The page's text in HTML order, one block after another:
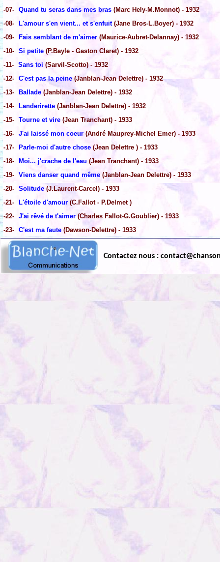
-07- Quand tu seras dans mes bras (Marc Hely-M.Monnot) - 1932
-08-
L'amour s'en vient... et s'enfuit(Jane Bros-L.Boyer) - 1932
-09-
Fais semblant de m'aimer (Maurice-Aubret-Delannay) - 1932
-10- Si petite (P.Bayle - Gaston Claret) - 1932
-11- Sans toi (Sarvil-Scotto) - 1932
-12- C'est pas la peine(Janblan-Jean Delettre) - 1932
-13-
Ballade (Janblan-Jean Delettre) - 1932
-14-
Landerirette (Janblan-Jean Delettre) - 1932
-15- Tourne et vire (Jean Tranchant) - 1933
-16- J'ai laissé mon coeur (André Mauprey-Michel Emer) - 1933
-17-
Parle-moi d'autre chose (Jean Delettre ) - 1933
-18-
Moi... j'crache de l'eau (Jean Tranchant) - 1933
-19- Viens danser quand même (Janblan-Jean Delettre) - 1933
-20- Solitude (J.Laurent-Carcel) - 1933
-21-
L'étoile d'amour (C.Fallot - P.Delmet )
-22- J'ai rêvé de t'aimer (Charles Fallot-G.Goublier) - 1933
-23- C'est ma faute (Dawson-Delettre) - 1933
Contactez nous :